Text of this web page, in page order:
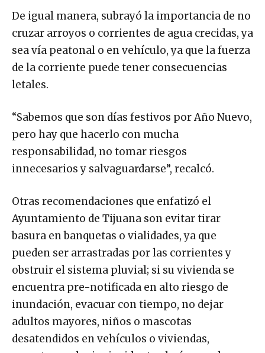
De igual manera, subrayó la importancia de no
cruzar arroyos o corrientes de agua crecidas, ya
sea vía peatonal o en vehículo, ya que la fuerza
de la corriente puede tener consecuencias
letales.
“Sabemos que son días festivos por Año Nuevo,
pero hay que hacerlo con mucha
responsabilidad, no tomar riesgos
innecesarios y salvaguardarse”, recalcó.
Otras recomendaciones que enfatizó el
Ayuntamiento de Tijuana son evitar tirar
basura en banquetas o vialidades, ya que
pueden ser arrastradas por las corrientes y
obstruir el sistema pluvial; si su vivienda se
encuentra pre-notificada en alto riesgo de
inundación, evacuar con tiempo, no dejar
adultos mayores, niños o mascotas
desatendidos en vehículos o viviendas,